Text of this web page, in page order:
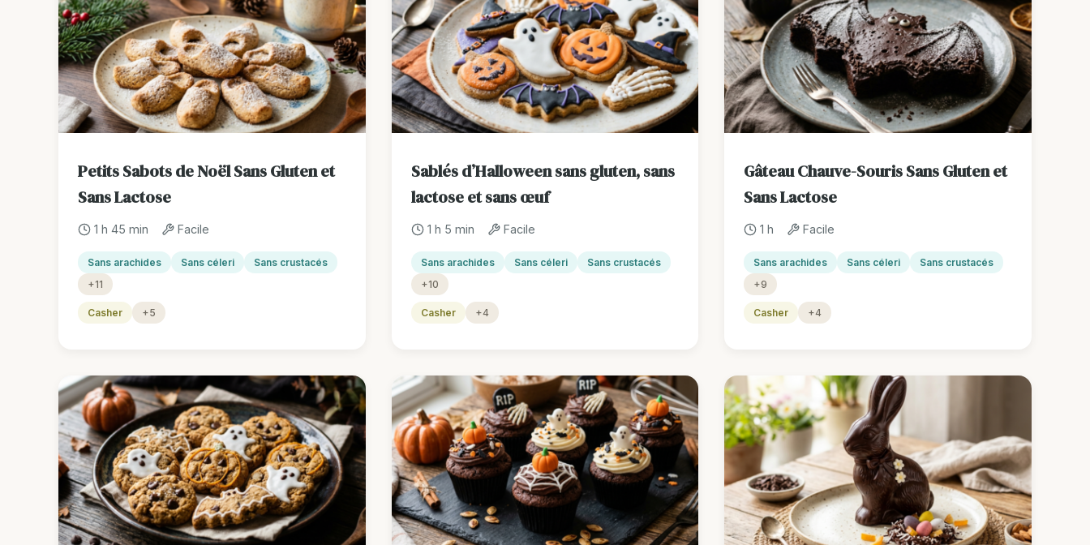
Petits Sabots de Noël Sans Gluten et
Sans Lactose
1 h 45 min Facile
Sans arachides Sans céleri
Sans crustacés
+11
Casher +5
Sablés d’Halloween sans gluten, sans
lactose et sans œuf
1 h 5 min Facile
Sans arachides Sans céleri
Sans crustacés
+10
Casher +4
Gâteau Chauve-Souris Sans Gluten et
Sans Lactose
1 h Facile
Sans arachides Sans céleri
Sans crustacés
+9
Casher +4